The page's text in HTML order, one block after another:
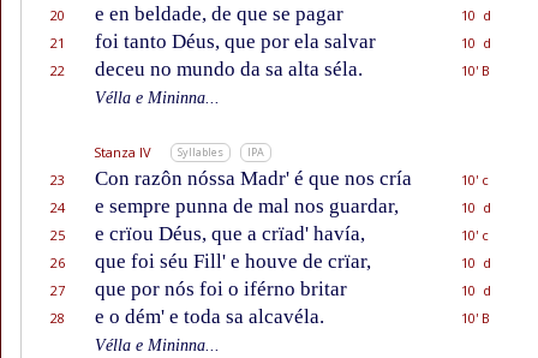
20
e en beldade, de que se pagar
10 d
21
foi tanto Déus, que por ela salvar
10 d
22
deceu no mundo da sa alta séla.
10' B
Vélla e Mininna...
Stanza IV Syllables IPA
23 Con razôn nóssa Madr' é que nos cría
10' c
24
e sempre punna de mal nos guardar,
10 d
25
e crïou Déus, que a crïad' havía,
10' c
26
que foi séu Fill' e houve de crïar,
10 d
27
que por nós foi o iférno britar
10 d
28
e o dém' e toda sa alcavéla.
10' B
Vélla e Mininna...